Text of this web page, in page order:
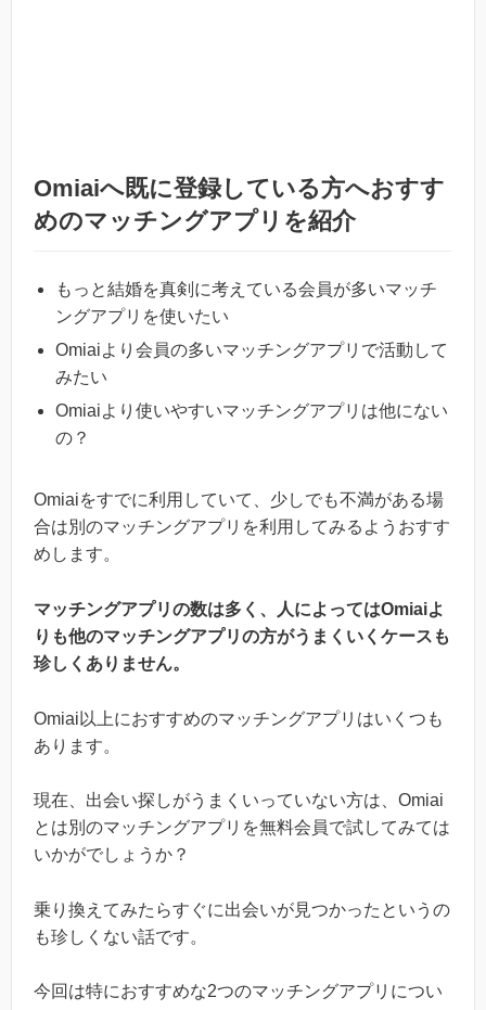
Omiaiへ既に登録している方へおすす
めのマッチングアプリを紹介
もっと結婚を真剣に考えている会員が多いマッチ
ングアプリを使いたい
Omiaiより会員の多いマッチングアプリで活動して
みたい
Omiaiより使いやすいマッチングアプリは他にない
の？
Omiaiをすでに利用していて、少しでも不満がある場
合は別のマッチングアプリを利用してみるようおすす
めします。
マッチングアプリの数は多く、人によってはOmiaiよ
りも他のマッチングアプリの方がうまくいくケースも
珍しくありません。
Omiai以上におすすめのマッチングアプリはいくつも
あります。
現在、出会い探しがうまくいっていない方は、Omiai
とは別のマッチングアプリを無料会員で試してみては
いかがでしょうか？
乗り換えてみたらすぐに出会いが見つかったというの
も珍しくない話です。
今回は特におすすめな2つのマッチングアプリについ